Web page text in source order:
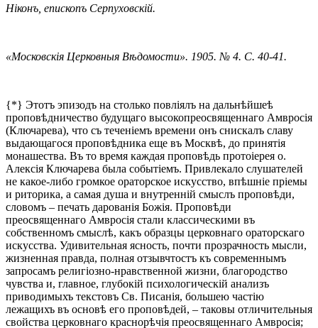
Ніконъ, епископъ Серпуховскій.
«Московскія Церковныя Вѣдомости». 1905. № 4. С. 40-41.
{*} Этотъ эпизодъ на столько повліялъ на дальнѣйшеѣ
проповѣдничество будущаго высокопреосвященнаго Амвросія
(Ключарева), что съ теченіемъ времени онъ снискалъ славу
выдающагося проповѣдника еще въ Москвѣ, до принятія
монашества. Въ то время каждая проповѣдь протоіерея о.
Алексія Ключарева была событіемъ. Привлекало слушателей
не какое-либо громкое ораторское искусство, впѣшніе пріемы
и риторика, а самая душа и внутренній смыслъ проповѣди,
словомъ – печать дарованія Божія. Проповѣди
преосвященнаго Амвросія стали классическими въ
собственномъ смыслѣ, какъ образцы церковнаго ораторскаго
искусства. Удивительная ясность, почти прозрачность мысли,
жизненная правда, полная отзывчтостъ къ современнымъ
запросамъ религіозно-нравственной жизни, благородство
чувства и, главное, глубокій психологическій анализъ
приводимыхъ текстовъ Св. Писанія, большею частію
лежащихъ въ основѣ его проповѣдей, – таковы отличительныя
свойства церковнаго краснорѣчія преосвященнаго Амвросія;